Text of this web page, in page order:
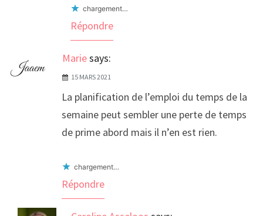
chargement…
Répondre
Mariesays:
15 MARS 2021
La planification de l’emploi du temps de la
semaine peut sembler une perte de temps
de prime abord mais il n’en est rien.
chargement…
Répondre